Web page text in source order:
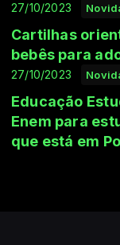
27/10/2023
Cartilhas
bebês para
27/10/2023
Educação
Enem para
que está em